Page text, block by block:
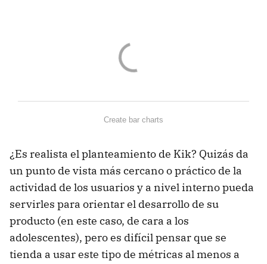
Create bar charts
¿Es realista el planteamiento de Kik? Quizás da
un punto de vista más cercano o práctico de la
actividad de los usuarios y a nivel interno pueda
servirles para orientar el desarrollo de su
producto (en este caso, de cara a los
adolescentes), pero es difícil pensar que se
tienda a usar este tipo de métricas al menos a